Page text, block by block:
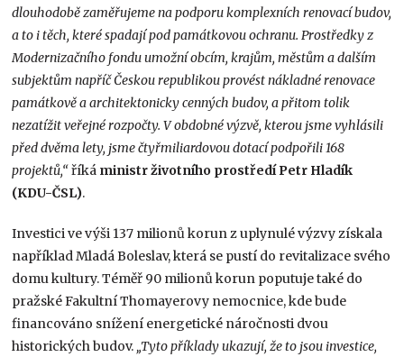
dlouhodobě zaměřujeme na podporu komplexních renovací budov,
a to i těch, které spadají pod památkovou ochranu. Prostředky z
Modernizačního fondu umožní obcím, krajům, městům a dalším
subjektům napříč Českou republikou provést nákladné renovace
památkově a architektonicky cenných budov, a přitom tolik
nezatížit veřejné rozpočty. V obdobné výzvě, kterou jsme vyhlásili
před dvěma lety, jsme čtyřmiliardovou dotací podpořili 168
projektů,“ říká ministr životního prostředí Petr Hladík
(KDU-ČSL).
Investici ve výši 137 milionů korun z uplynulé výzvy získala
například Mladá Boleslav, která se pustí do revitalizace svého
domu kultury. Téměř 90 milionů korun poputuje také do
pražské Fakultní Thomayerovy nemocnice, kde bude
financováno snížení energetické náročnosti dvou
historických budov. „Tyto příklady ukazují, že to jsou investice,